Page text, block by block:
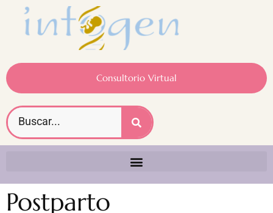
Consultorio Virtual
Postparto